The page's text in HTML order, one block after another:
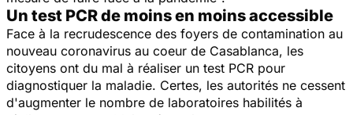
Un test PCR de moins en moins accessible
Face à la recrudescence des foyers de contamination au
nouveau coronavirus au coeur de Casablanca, les
citoyens ont du mal à réaliser un test PCR pour
diagnostiquer la maladie. Certes, les autorités ne cessent
d'augmenter le nombre de laboratoires habilités à